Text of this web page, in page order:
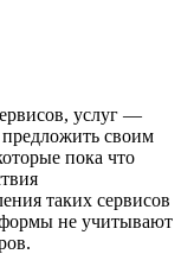
услуг —
своим
пока что
таких сервисов
не учитывают